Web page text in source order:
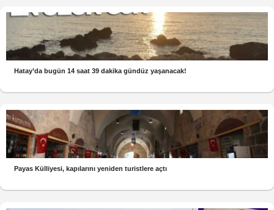
Hatay’da bugün 14 saat 39 dakika gündüz yaşanacak!
Payas Külliyesi, kapılarını yeniden turistlere açtı